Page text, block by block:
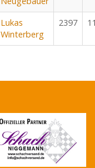
Lukas
Winterberg
2397